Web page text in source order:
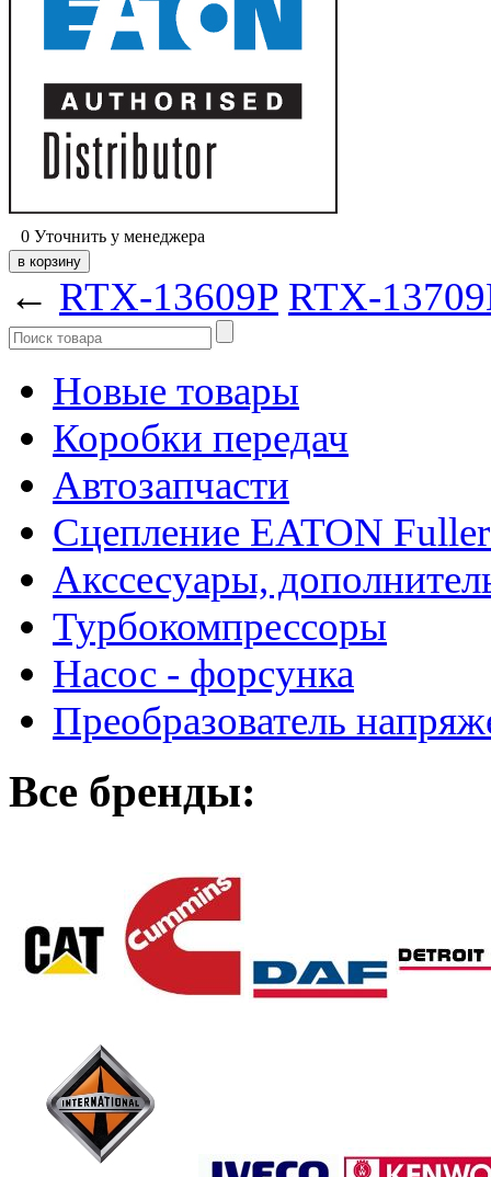
0 Уточнить у менеджера
← RTX-13609P RTX-
Новые товары
Коробки передач
Автозапчасти
Сцепление EATON
Акссесуары,
Турбокомпрессоры
Насос - форсунка
Преобразователь
Все бренды: